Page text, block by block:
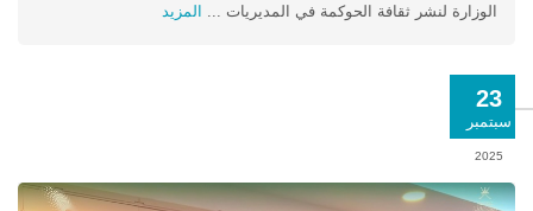
الوزارة لنشر ثقافة الحوكمة في المديريات ...
المزيد
23
سبتمبر
2025